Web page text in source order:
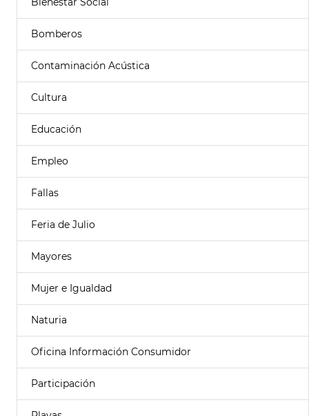
Bomberos
Contaminación Acústica
Cultura
Educación
Empleo
Fallas
Feria de Julio
Mayores
Mujer e Igualdad
Naturia
Oficina Información Consumidor
Participación